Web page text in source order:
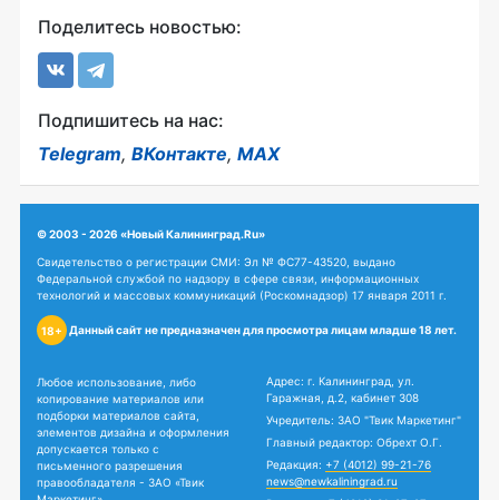
Поделитесь новостью:
Подпишитесь на нас:
Telegram, ВКонтакте, MAX
© 2003 - 2026 «Новый Калининград.Ru»
Свидетельство о регистрации СМИ: Эл № ФС77-43520, выдано
Федеральной службой по надзору в сфере связи, информационных
технологий и массовых коммуникаций (Роскомнадзор) 17 января 2011 г.
18+ Данный сайт не предназначен для просмотра лицам младше 18 лет.
Любое использование, либо
копирование материалов или
подборки материалов сайта,
элементов дизайна и оформления
допускается только с
письменного разрешения
правообладателя - ЗАО «Твик
Адрес: г. Калининград, ул.
Гаражная, д.2, кабинет 308
Учредитель: ЗАО "Твик Маркетинг"
Главный редактор: Обрехт О.Г.
Редакция: +7 (4012) 99-21-76
news@newkaliningrad.ru